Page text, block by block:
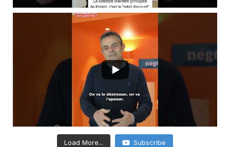
Load More... Subscribe